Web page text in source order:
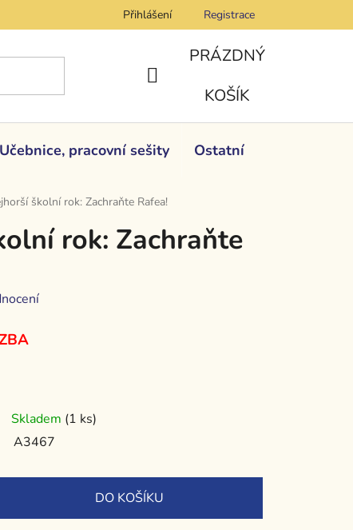
Přihlášení Registrace
NÁKUPNÍ
PRÁZDNÝ
KOŠÍK
Učebnice, pracovní sešity Ostatní
školní rok: Zachraňte Rafea!
rok: Zachraňte
Skladem (1 ks)
A3467
DO KOŠÍKU